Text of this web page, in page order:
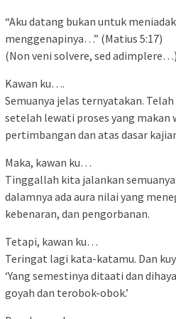
“Aku datang bukan untuk
menggenapinya…” (Matius 5:17)
(Non veni solvere, sed adimplere…)
Kawan ku….
Semuanya jelas ternyatakan.
setelah lewati proses yang makan
pertimbangan dan atas dasar
Maka, kawan ku…
Tinggallah kita jalankan
dalamnya ada aura nilai yang
kebenaran, dan pengorbanan.
Tetapi, kawan ku…
Teringat lagi kata-katamu. Dan
‘Yang semestinya ditaati dan
goyah dan terobok-obok.’